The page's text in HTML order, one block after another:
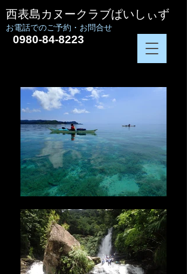
西表島カヌークラブぱいしぃず
お電話でのご予約・お問合せ
0980-84-8223